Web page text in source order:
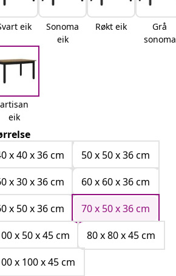
eik
Sonoma
eik
Røkt eik
Grå
sonoma
artisan
eik
x 40 x 36 cm
50 x 50 x 36 cm
x 30 x 36 cm
60 x 60 x 36 cm
x 50 x 36 cm
70 x 50 x 36 cm
x 50 x 45 cm
80 x 80 x 45 cm
x 100 x 45 cm